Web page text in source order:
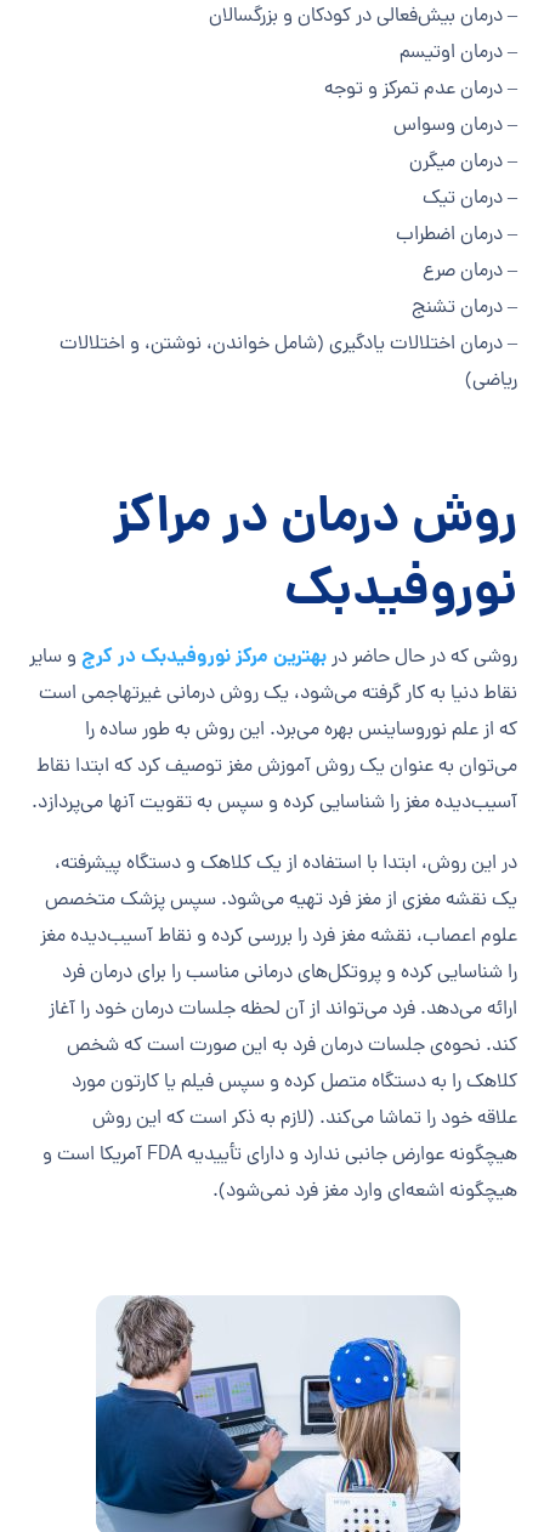
– درمان بیش‌فعالی در کودکان و بزرگسالان
– درمان اوتیسم
– درمان عدم تمرکز و توجه
– درمان وسواس
– درمان میگرن
– درمان تیک
– درمان اضطراب
– درمان صرع
– درمان تشنج
– درمان اختلالات یادگیری (شامل خواندن، نوشتن، و اختلالات
ریاضی)
روش درمان در مراکز
نوروفیدبک
روشی که در حال حاضر دربهترین مرکز نوروفیدبک در کرج و سایر
نقاط دنیا به کار گرفته می‌شود، یک روش درمانی غیرتهاجمی است
که از علم نوروساینس بهره می‌برد. این روش به طور ساده را
می‌توان به عنوان یک روش آموزش مغز توصیف کرد که ابتدا نقاط
آسیب‌دیده مغز را شناسایی کرده و سپس به تقویت آنها می‌پردازد.
در این روش، ابتدا با استفاده از یک کلاهک و دستگاه پیشرفته،
یک نقشه مغزی از مغز فرد تهیه می‌شود. سپس پزشک متخصص
علوم اعصاب، نقشه مغز فرد را بررسی کرده و نقاط آسیب‌دیده مغز
را شناسایی کرده و پروتکل‌های درمانی مناسب را برای درمان فرد
ارائه می‌دهد. فرد می‌تواند از آن لحظه جلسات درمان خود را آغاز
کند. نحوه‌ی جلسات درمان فرد به این صورت است که شخص
کلاهک را به دستگاه متصل کرده و سپس فیلم یا کارتون مورد
علاقه خود را تماشا می‌کند. (لازم به ذکر است که این روش
هیچگونه عوارض جانبی ندارد و دارای تأییدیه FDA آمریکا است و
هیچگونه اشعه‌ای وارد مغز فرد نمی‌شود).